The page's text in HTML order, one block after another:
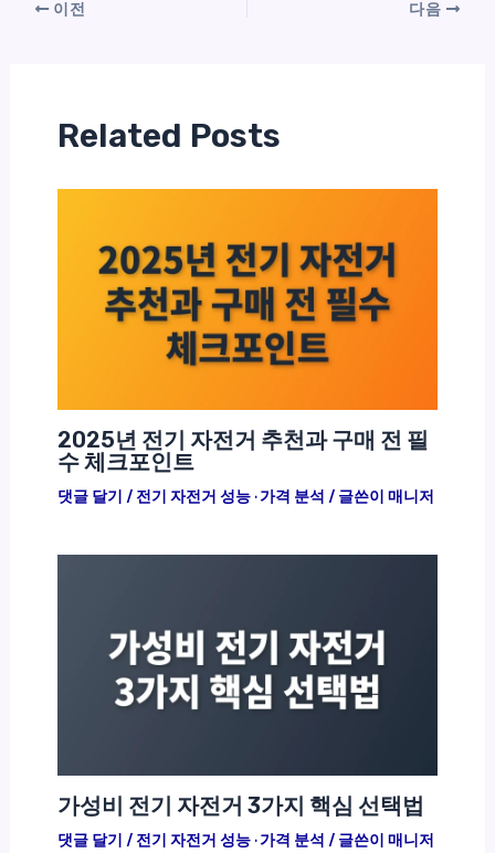
이전 다음
Related Posts
2025년 전기 자전거 추천과 구매 전 필
수 체크포인트
댓글 달기 / 전기 자전거 성능 · 가격 분석 / 글쓴이 매니저
가성비 전기 자전거 3가지 핵심 선택법
댓글 달기 / 전기 자전거 성능 · 가격 분석 / 글쓴이 매니저